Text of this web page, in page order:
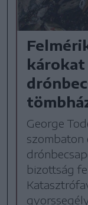
George
szombaton
bizottság